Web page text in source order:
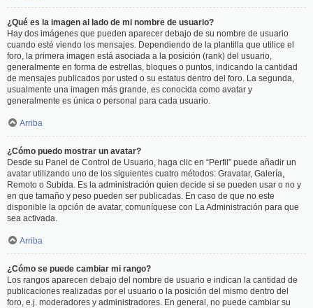
¿Qué es la imagen al lado de mi nombre de usuario?
Hay dos imágenes que pueden aparecer debajo de su nombre de usuario
cuando esté viendo los mensajes. Dependiendo de la plantilla que utilice el
foro, la primera imagen está asociada a la posición (rank) del usuario,
generalmente en forma de estrellas, bloques o puntos, indicando la cantidad
de mensajes publicados por usted o su estatus dentro del foro. La segunda,
usualmente una imagen más grande, es conocida como avatar y
generalmente es única o personal para cada usuario.
Arriba
¿Cómo puedo mostrar un avatar?
Desde su Panel de Control de Usuario, haga clic en “Perfil” puede añadir un
avatar utilizando uno de los siguientes cuatro métodos: Gravatar, Galería,
Remoto o Subida. Es la administración quien decide si se pueden usar o no y
en que tamaño y peso pueden ser publicadas. En caso de que no este
disponible la opción de avatar, comuníquese con La Administración para que
sea activada.
Arriba
¿Cómo se puede cambiar mi rango?
Los rangos aparecen debajo del nombre de usuario e indican la cantidad de
publicaciones realizadas por el usuario o la posición del mismo dentro del
foro, e.j. moderadores y administradores. En general, no puede cambiar su